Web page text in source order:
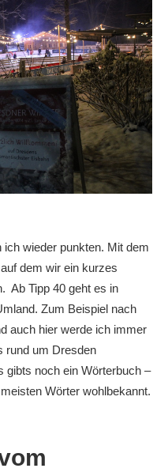
wieder punkten. Mit dem
dem wir ein kurzes
Ab Tipp 40 geht es in
Zum Beispiel nach
auch hier werde ich immer
rund um Dresden
gibts noch ein Wörterbuch –
Wörter wohlbekannt.